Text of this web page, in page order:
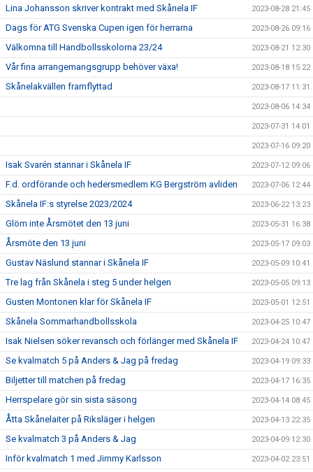
Lina Johansson skriver kontrakt med Skånela IF 2023-08-28 21:45
Dags för ATG Svenska Cupen igen för herrarna 2023-08-26 09:16
Välkomna till Handbollsskolorna 23/24 2023-08-21 12:30
Vår fina arrangemangsgrupp behöver växa! 2023-08-18 15:22
Skånelakvällen framflyttad 2023-08-17 11:31
2023-08-06 14:34
2023-07-31 14:01
2023-07-16 09:20
Isak Svarén stannar i Skånela IF 2023-07-12 09:06
F.d. ordförande och hedersmedlem KG Bergström avliden 2023-07-06 12:44
Skånela IF:s styrelse 2023/2024 2023-06-22 13:23
Glöm inte Årsmötet den 13 juni 2023-05-31 16:38
Årsmöte den 13 juni 2023-05-17 09:03
Gustav Näslund stannar i Skånela IF 2023-05-09 10:41
Tre lag från Skånela i steg 5 under helgen 2023-05-05 09:13
Gusten Montonen klar för Skånela IF 2023-05-01 12:51
Skånela Sommarhandbollsskola 2023-04-25 10:47
Isak Nielsen söker revansch och förlänger med Skånela IF 2023-04-24 10:47
Se kvalmatch 5 på Anders & Jag på fredag 2023-04-19 09:33
Biljetter till matchen på fredag 2023-04-17 16:35
Herrspelare gör sin sista säsong 2023-04-14 08:45
Åtta Skånelaiter på Riksläger i helgen 2023-04-13 22:35
Se kvalmatch 3 på Anders & Jag 2023-04-09 12:30
Inför kvalmatch 1 med Jimmy Karlsson 2023-04-02 23:51